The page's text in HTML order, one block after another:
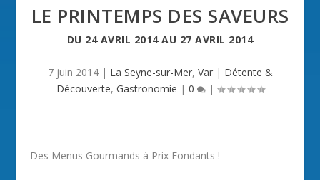
LE PRINTEMPS DES SAVEURS
DU 24 AVRIL 2014AU 27 AVRIL 2014
7 juin 2014| La Seyne-sur-Mer, Var| Détente &
Découverte, Gastronomie | 0 |
Des Menus Gourmands à Prix Fondants !